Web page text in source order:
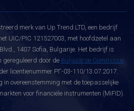
merk van Up Trend LTD, een bedrijf
UIC/PIC 121527003, met hoofdzetel aan
1407 Sofia, Bulgarije. Het bedrijf is
gereguleerd door de Bulgaarse Commissie
licentienummer РГ-03-110/13.07.2017.
in overeenstemming met de toepasselijke
voor financiële instrumenten (MiFID).